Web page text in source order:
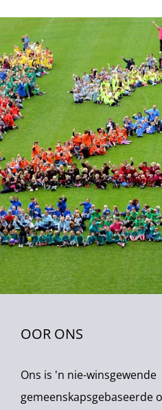
OOR ONS
Ons is 'n nie-winsgewende
gemeenskapsgebaseerde